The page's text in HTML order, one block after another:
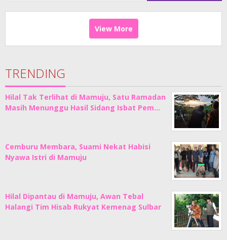
View More
TRENDING
Hilal Tak Terlihat di Mamuju, Satu Ramadan
Masih Menunggu Hasil Sidang Isbat Pem…
Cemburu Membara, Suami Nekat Habisi
Nyawa Istri di Mamuju
Hilal Dipantau di Mamuju, Awan Tebal
Halangi Tim Hisab Rukyat Kemenag Sulbar